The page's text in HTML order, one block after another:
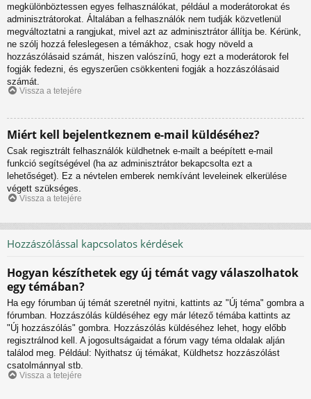
megkülönböztessen egyes felhasználókat, például a moderátorokat és
adminisztrátorokat. Általában a felhasználók nem tudják közvetlenül
megváltoztatni a rangjukat, mivel azt az adminisztrátor állítja be. Kérünk,
ne szólj hozzá feleslegesen a témákhoz, csak hogy növeld a
hozzászólásaid számát, hiszen valószínű, hogy ezt a moderátorok fel
fogják fedezni, és egyszerűen csökkenteni fogják a hozzászólásaid
számát.
Vissza a tetejére
Miért kell bejelentkeznem e-mail küldéséhez?
Csak regisztrált felhasználók küldhetnek e-mailt a beépített e-mail
funkció segítségével (ha az adminisztrátor bekapcsolta ezt a
lehetőséget). Ez a névtelen emberek nemkívánt leveleinek elkerülése
végett szükséges.
Vissza a tetejére
Hozzászólással kapcsolatos kérdések
Hogyan készíthetek egy új témát vagy válaszolhatok
egy témában?
Ha egy fórumban új témát szeretnél nyitni, kattints az "Új téma" gombra a
fórumban. Hozzászólás küldéséhez egy már létező témába kattints az
"Új hozzászólás" gombra. Hozzászólás küldéséhez lehet, hogy előbb
regisztrálnod kell. A jogosultságaidat a fórum vagy téma oldalak alján
találod meg. Például: Nyithatsz új témákat, Küldhetsz hozzászólást
csatolmánnyal stb.
Vissza a tetejére